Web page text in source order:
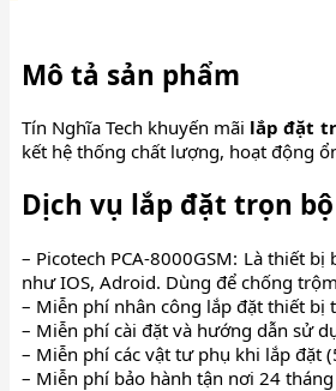
Mô tả sản phẩm
Tín Nghĩa Tech khuyến mãi lắp đặt
kết hệ thống chất lượng, hoạt động
Dịch vụ lắp đặt trọn bộ
– Picotech PCA-8000GSM: Là thiết
như IOS, Adroid. Dùng để chống
– Miễn phí nhân công lắp đặt thiết bị
– Miễn phí cài đặt và hướng dẫn sử
– Miễn phí các vật tư phụ khi lắp đặt
– Miễn phí bảo hành tận nơi 24